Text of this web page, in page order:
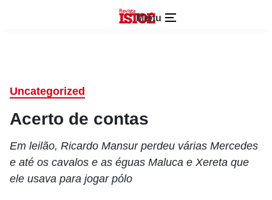
Menu
Uncategorized
Acerto de contas
Em leilão, Ricardo Mansur perdeu várias Mercedes
e até os cavalos e as éguas Maluca e Xereta que
ele usava para jogar pólo